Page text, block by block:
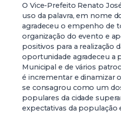
O Vice-Prefeito Renato
uso da palavra, em nome
agradeceu o empenho de
organização do evento e
positivos para a realização
oportunidade agradeceu a
Municipal e de vários
é incrementar e dinamizar
se consagrou como um
populares da cidade
expectativas da população